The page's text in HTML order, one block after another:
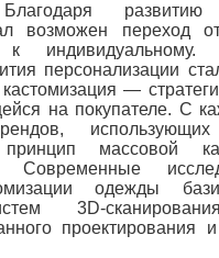
развитию
возможен переход
к индивидуальному.
персонализации
—
на покупателе. С
принцип массовой
Современные
одежды
3D-
проектирования